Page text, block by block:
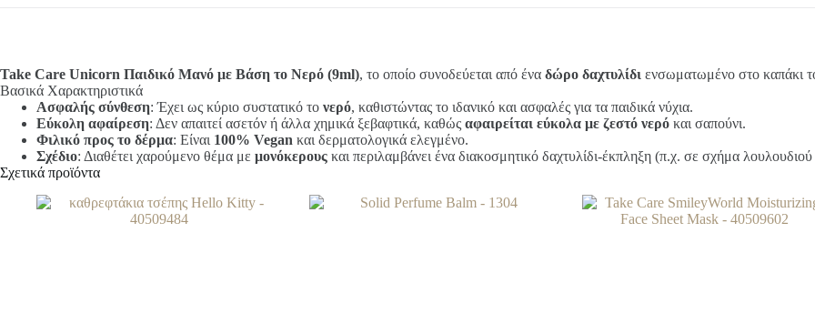
Take Care Unicorn Παιδικό Μανό με Βάση το Νερό (9ml), το οποίο συνοδεύεται από ένα δώρο δαχτυλίδι ενσωματωμένο στο καπάκι
Βασικά Χαρακτηριστικά
Ασφαλής σύνθεση: Έχει ως κύριο συστατικό το νερό, καθιστώντας το ιδανικό και ασφαλές για τα παιδικά νύχια.
Εύκολη αφαίρεση: Δεν απαιτεί ασετόν ή άλλα χημικά ξεβαφτικά, καθώς αφαιρείται εύκολα με ζεστό νερό και σαπούνι.
Φιλικό προς το δέρμα: Είναι 100% Vegan και δερματολογικά ελεγμένο.
Σχέδιο: Διαθέτει χαρούμενο θέμα με μονόκερους και περιλαμβάνει ένα διακοσμητικό δαχτυλίδι-έκπληξη (π.χ. σε σχήμα
Σχετικά προϊόντα